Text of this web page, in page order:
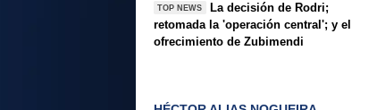
TOP NEWS
La decisión de Rodri;
retomada la 'operación central'; y el
ofrecimiento de Zubimendi